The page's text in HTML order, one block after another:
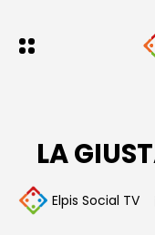
LA
Elpis Social TV